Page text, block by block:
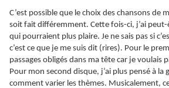
C’est possible que le choix des chansons de
soit fait différemment. Cette fois-ci, j’ai peut-
qui pourraient plus plaire. Je ne sais pas si
c’est ce que je me suis dit (rires). Pour le
passages obligés dans ma tête car je voulais
Pour mon second disque, j’ai plus pensé à
comment varier les thèmes. Musicalement,